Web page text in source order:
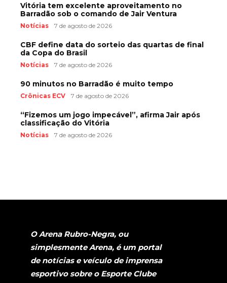
Vitória tem excelente aproveitamento no
Barradão sob o comando de Jair Ventura
Notícias 7 de agosto de 2026
CBF define data do sorteio das quartas de final
da Copa do Brasil
Notícias 7 de agosto de 2026
90 minutos no Barradão é muito tempo
Crônicas ECV 7 de agosto de 2026
“Fizemos um jogo impecável”, afirma Jair após
classificação do Vitória
Notícias 7 de agosto de 2026
O Arena Rubro-Negra, ou
simplesmente Arena, é um portal
de notícias e veículo de imprensa
esportivo sobre o Esporte Clube